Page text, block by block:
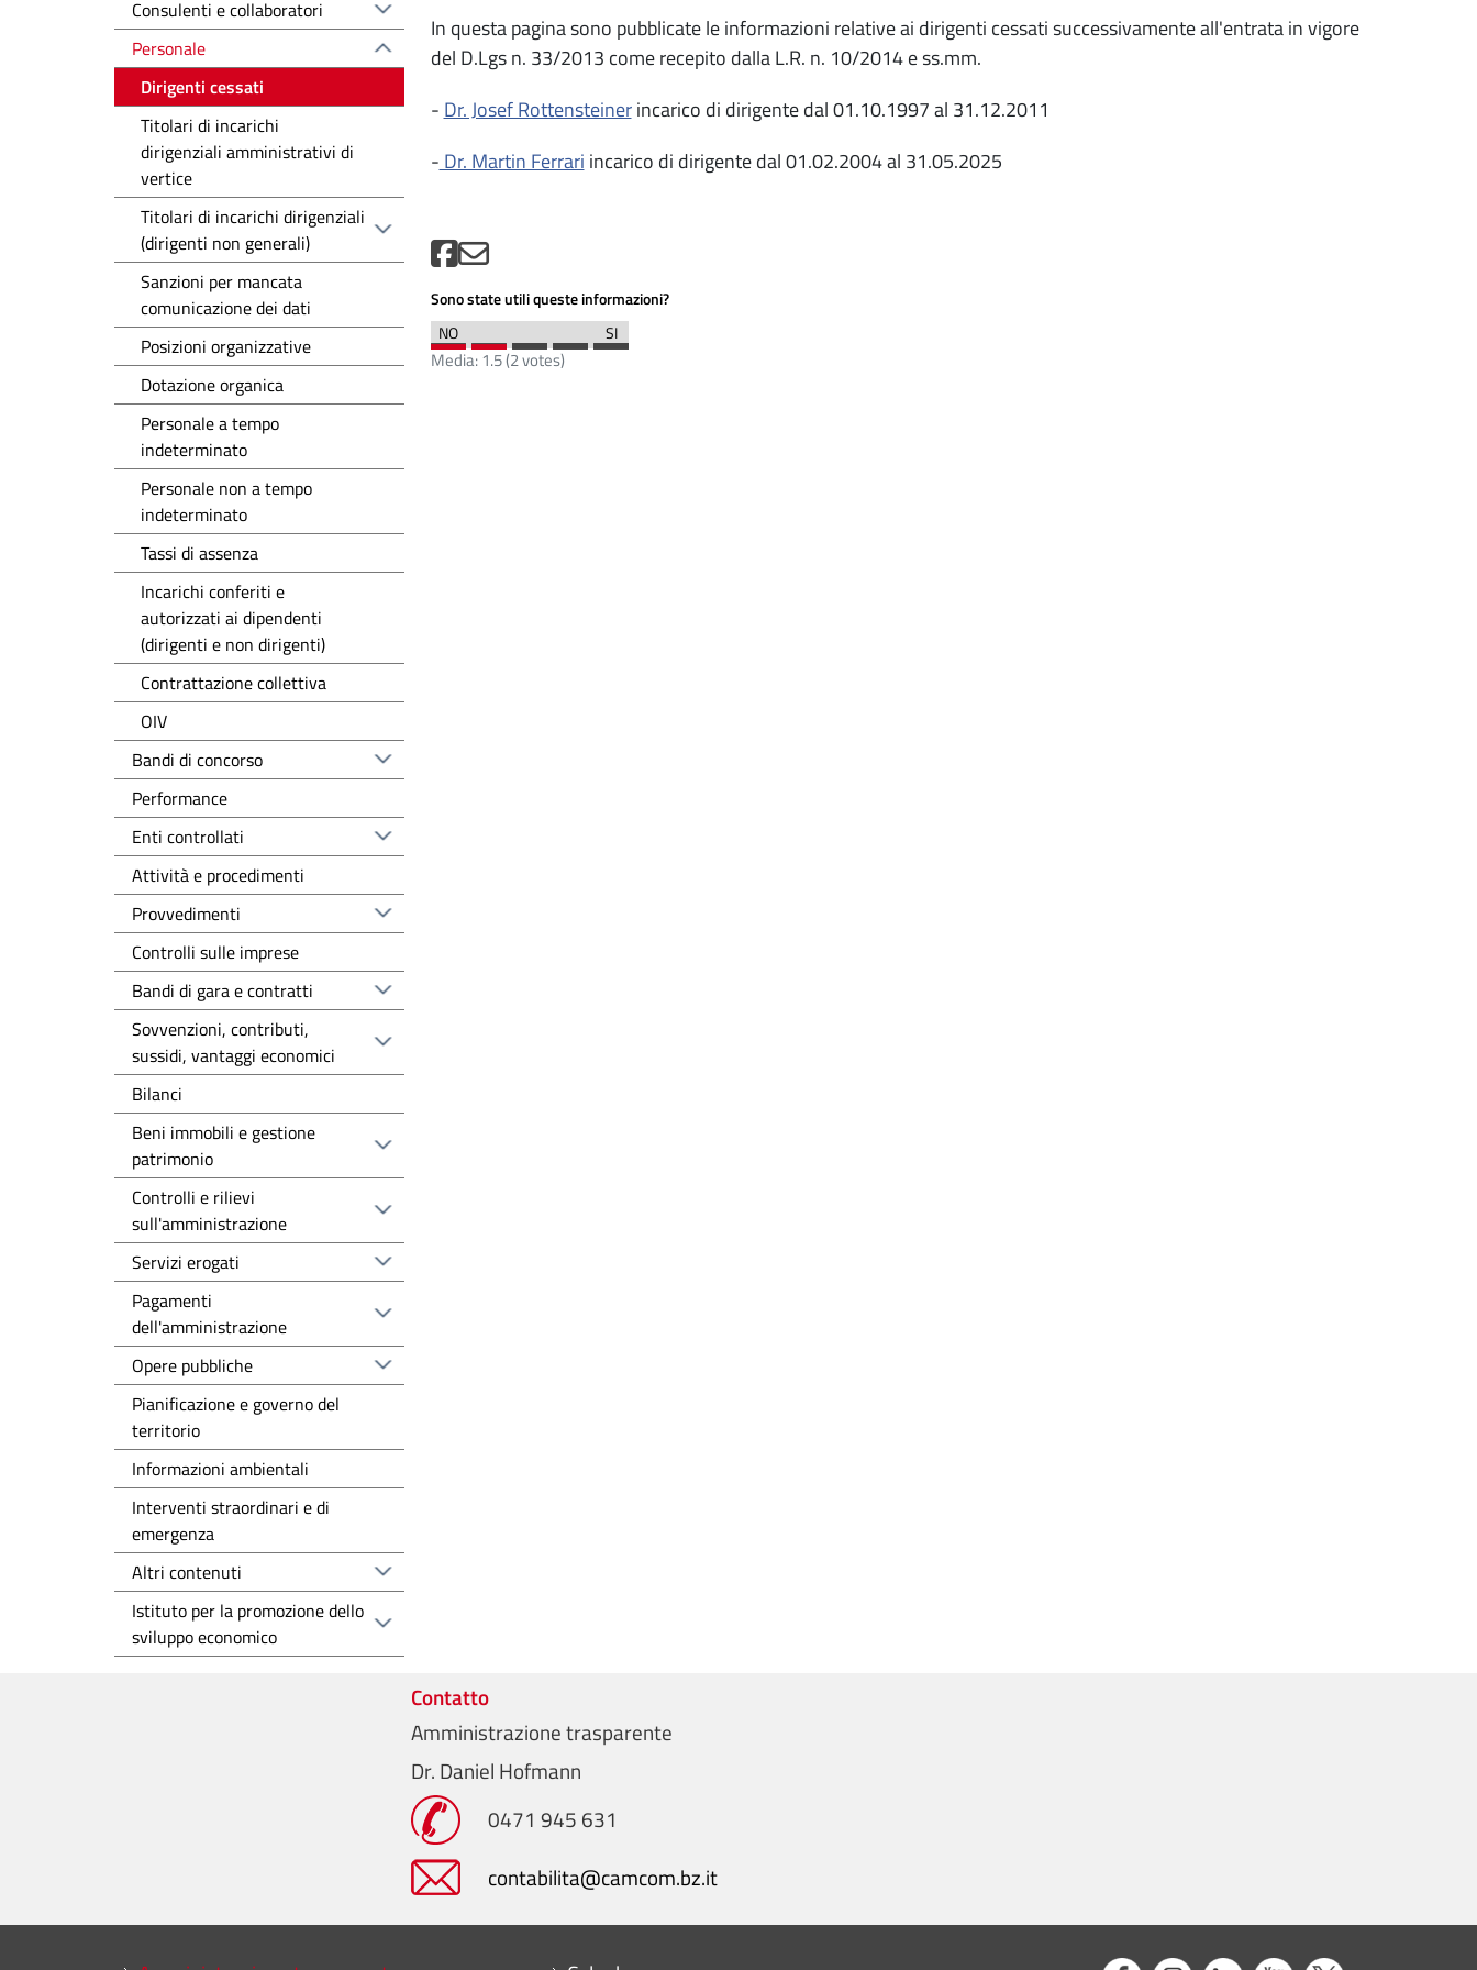
In questa pagina sono pubblicate le informazioni relative ai dirigenti cessati successivamente all'entrata in vigore
del D.Lgs n. 33/2013 come recepito dalla L.R. n. 10/2014 e ss.mm.
- Dr. Josef Rottensteinerincarico di dirigente dal 01.10.1997 al 31.12.2011
- Dr. Martin Ferrari incarico di dirigente dal 01.02.2004 al 31.05.2025
Sono state utili queste informazioni?
Media:1.5(2votes)
Consulenti e collaboratori
Personale
Dirigenti cessati
Titolari di incarichi
dirigenziali amministrativi di
vertice
Titolari di incarichi dirigenziali
(dirigenti non generali)
Sanzioni per mancata
comunicazione dei dati
Posizioni organizzative
Dotazione organica
Personale a tempo
indeterminato
Personale non a tempo
indeterminato
Tassi di assenza
Incarichi conferiti e
autorizzati ai dipendenti
(dirigenti e non dirigenti)
Contrattazione collettiva
OIV
Bandi di concorso
Performance
Enti controllati
Attività e procedimenti
Provvedimenti
Controlli sulle imprese
Bandi di gara e contratti
Sovvenzioni, contributi,
sussidi, vantaggi economici
Bilanci
Beni immobili e gestione
patrimonio
Controlli e rilievi
sull'amministrazione
Servizi erogati
Pagamenti
dell'amministrazione
Opere pubbliche
Pianificazione e governo del
territorio
Informazioni ambientali
Interventi straordinari e di
emergenza
Altri contenuti
Istituto per la promozione dello
sviluppo economico
Contatto
Amministrazione trasparente
Dr. Daniel Hofmann
0471 945 631
contabilita@camcom.bz.it